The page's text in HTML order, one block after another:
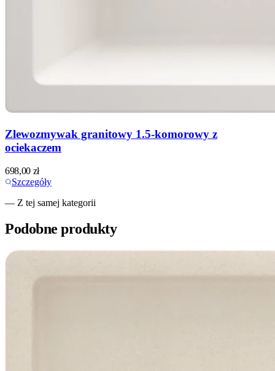
Zlewozmywak granitowy 1.5-komorowy z
ociekaczem
698,00 zł
Szczegóły
— Z tej samej kategorii
Podobne produkty